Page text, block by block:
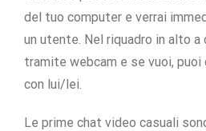
del tuo computer e verrai
un utente. Nel riquadro in alto a
tramite webcam e se vuoi, puoi
con lui/lei.
Le prime chat video casuali